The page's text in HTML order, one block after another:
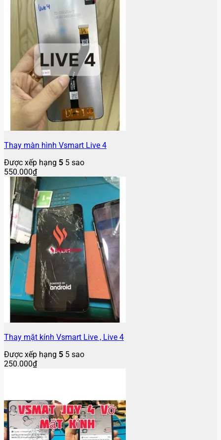
Thay màn hình Vsmart Live 4
Được xếp hạng 5 5 sao
550.000₫
Thay mặt kính Vsmart Live , Live 4
Được xếp hạng 5 5 sao
250.000₫